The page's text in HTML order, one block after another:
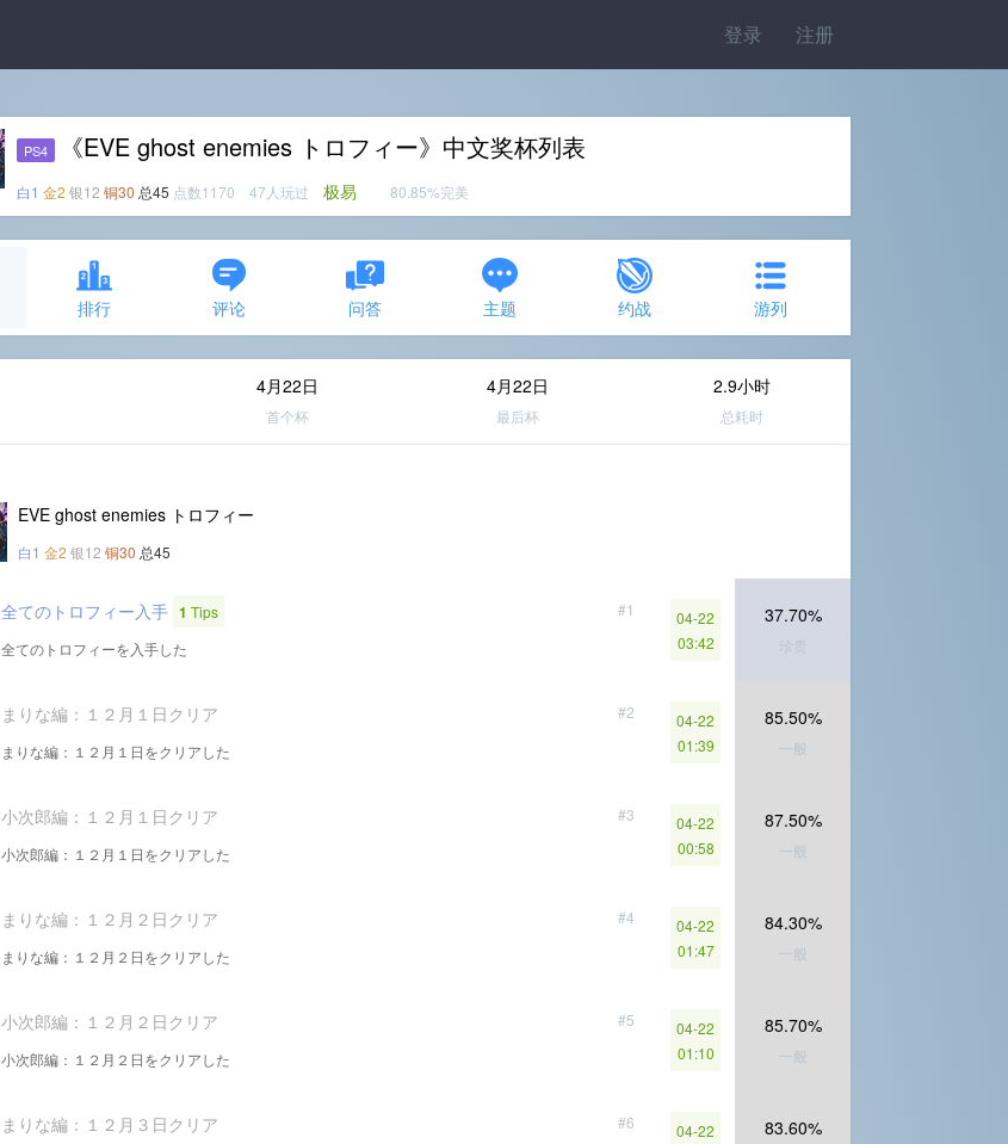
登录 注册
PS4 《EVE ghost enemies トロフィー》中文奖杯列表
白1 金2 银12 铜30 总45 点数1170 47人玩过 极易 80.85%完美
排行 评论 问答 主题 约战 游列
4月22日
首个杯
4月22日
最后杯
2.9小时
总耗时
EVE ghost enemies トロフィー
白1 金2 银12 铜30 总45
#1
全てのトロフィー入手 1 Tips
全てのトロフィーを入手した
04-22
03:42
37.70%
珍贵
#2
まりな編：１２月１日クリア
まりな編：１２月１日をクリアした
04-22
01:39
85.50%
一般
#3
小次郎編：１２月１日クリア
小次郎編：１２月１日をクリアした
04-22
00:58
87.50%
一般
#4
まりな編：１２月２日クリア
まりな編：１２月２日をクリアした
04-22
01:47
84.30%
一般
#5
小次郎編：１２月２日クリア
小次郎編：１２月２日をクリアした
04-22
01:10
85.70%
一般
#6
まりな編：１２月３日クリア
04-22
83.60%